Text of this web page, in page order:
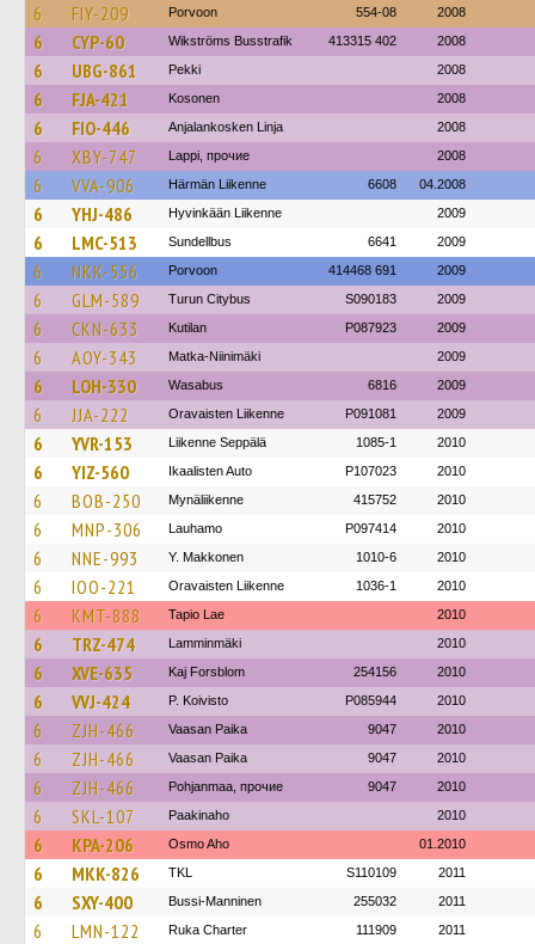
6 FIY-209 Porvoon 554-08 2008
6 CYP-60 Wikströms Busstrafik 413315 402 2008
6 UBG-861 Pekki 2008
6 FJA-421 Kosonen 2008
6 FIO-446 Anjalankosken Linja 2008
6 XBY-747 Lappi, прочие 2008
6 VVA-906 Härmän Liikenne 6608 04.2008
6 YHJ-486 Hyvinkään Liikenne 2009
6 LMC-513 Sundellbus 6641 2009
6 NKK-556 Porvoon 414468 691 2009
6 GLM-589 Turun Citybus S090183 2009
6 CKN-633 Kutilan P087923 2009
6 AOY-343 Matka-Niinimäki 2009
6 LOH-330 Wasabus 6816 2009
6 JJA-222 Oravaisten Liikenne P091081 2009
6 YVR-153 Liikenne Seppälä 1085-1 2010
6 YIZ-560 Ikaalisten Auto P107023 2010
6 BOB-250 Mynäliikenne 415752 2010
6 MNP-306 Lauhamo P097414 2010
6 NNE-993 Y. Makkonen 1010-6 2010
6 IOO-221 Oravaisten Liikenne 1036-1 2010
6 KMT-888 Tapio Lae 2010
6 TRZ-474 Lamminmäki 2010
6 XVE-635 Kaj Forsblom 254156 2010
6 VVJ-424 P. Koivisto P085944 2010
6 ZJH-466 Vaasan Paika 9047 2010
6 ZJH-466 Vaasan Paika 9047 2010
6 ZJH-466 Pohjanmaa, прочие 9047 2010
6 SKL-107 Paakinaho 2010
6 KPA-206 Osmo Aho 01.2010
6 MKK-826 TKL S110109 2011
6 SXY-400 Bussi-Manninen 255032 2011
6 LMN-122 Ruka Charter 111909 2011